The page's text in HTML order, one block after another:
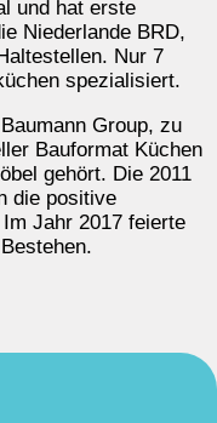
und hat erste
Niederlande BRD,
Nur 7
spezialisiert.
Group, zu
Bauformat Küchen
gehört. Die 2011
die positive
Jahr 2017 feierte